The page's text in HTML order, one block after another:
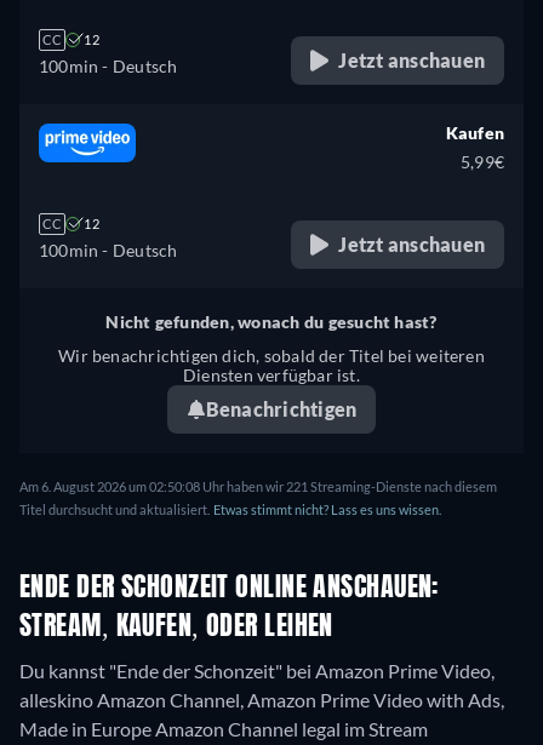
CC 12
100min - Deutsch Jetzt anschauen
CC 12
100min - Deutsch
Kaufen
5,99€
Jetzt anschauen
Nicht gefunden, wonach du gesucht hast?
Wir benachrichtigen dich, sobald der Titel bei weiteren
Diensten verfügbar ist.
Benachrichtigen
Am 6. August 2026 um 02:50:08 Uhr haben wir 221 Streaming-Dienste nach diesem
Titel durchsucht und aktualisiert. Etwas stimmt nicht? Lass es uns wissen.
ENDE DER SCHONZEIT ONLINE ANSCHAUEN:
STREAM, KAUFEN, ODER LEIHEN
Du kannst "Ende der Schonzeit" bei Amazon Prime Video,
alleskino Amazon Channel, Amazon Prime Video with Ads,
Made in Europe Amazon Channel legal im Stream